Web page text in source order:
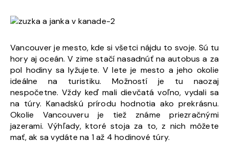
Vancouver je mesto, kde si všetci nájdu to svoje. Sú tu
hory aj oceán. V zime stačí nasadnúť na autobus a za
pol hodiny sa lyžujete. V lete je mesto a jeho okolie
ideálne na turistiku. Možností je tu naozaj
nespočetne. Vždy keď mali dievčatá voľno, vydali sa
na túry. Kanadskú prírodu hodnotia ako prekrásnu.
Okolie Vancouveru je tiež známe priezračnými
jazerami. Výhľady, ktoré stoja za to, z nich môžete
mať, ak sa vydáte na 1 až 4 hodinové túry.